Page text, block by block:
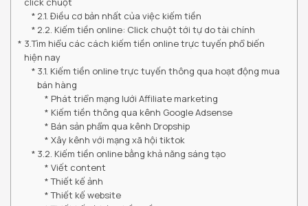
2.1. Điều cơ bản nhất của việc kiếm tiền
2.2. Kiếm tiền online: Click chuột tới tự do tài chính
3.Tìm hiểu các cách kiếm tiền online trực tuyến phổ biến
hiện nay
3.1. Kiếm tiền online trực tuyến thông qua hoạt động mua
bán hàng
Phát triển mạng lưới Affiliate marketing
Kiếm tiền thông qua kênh Google Adsense
Bán sản phẩm qua kênh Dropship
Xây kênh với mạng xã hội tiktok
3.2. Kiếm tiền online bằng khả năng sáng tạo
Viết content
Thiết kế ảnh
Thiết kế website